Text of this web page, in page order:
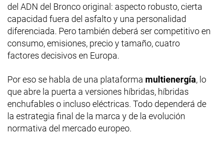
del ADN del Bronco original: aspecto robusto, cierta
capacidad fuera del asfalto y una personalidad
diferenciada. Pero también deberá ser competitivo en
consumo, emisiones, precio y tamaño, cuatro
factores decisivos en Europa.
Por eso se habla de una plataforma multienergía, lo
que abre la puerta a versiones híbridas, híbridas
enchufables o incluso eléctricas. Todo dependerá de
la estrategia final de la marca y de la evolución
normativa del mercado europeo.